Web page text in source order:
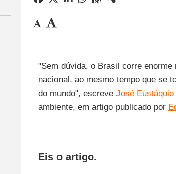
"Sem dúvida, o Brasil corre
nacional, ao mesmo tempo que se
do mundo", escreve José
ambiente, em artigo publicado por
Eis o artigo.